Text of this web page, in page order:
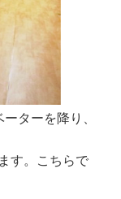
ターを降り、
す。こちらで